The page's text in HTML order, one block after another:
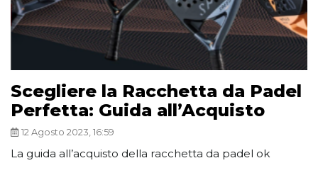
Scegliere la Racchetta da Padel
Perfetta: Guida all’Acquisto
12 Agosto 2023, 16:59
La guida all’acquisto della racchetta da padel ok